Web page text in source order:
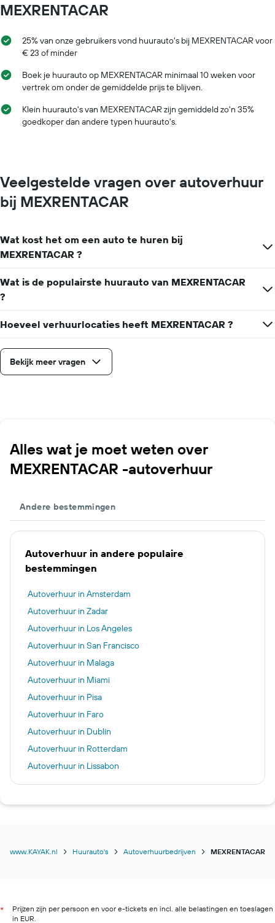
MEXRENTACAR
25% van onze gebruikers vond huurauto's bij MEXRENTACAR voor
€ 23 of minder
Boek je huurauto op MEXRENTACAR minimaal 10 weken voor
vertrek om onder de gemiddelde prijs te blijven.
Klein huurauto's van MEXRENTACAR zijn gemiddeld zo'n 35%
goedkoper dan andere typen huurauto's.
Veelgestelde vragen over autoverhuur
bij MEXRENTACAR
Wat kost het om een auto te huren bij
MEXRENTACAR ?
Wat is de populairste huurauto van MEXRENTACAR
?
Hoeveel verhuurlocaties heeft MEXRENTACAR ?
Bekijk meer vragen
Alles wat je moet weten over
MEXRENTACAR -autoverhuur
Andere bestemmingen
Autoverhuur in andere populaire
bestemmingen
Autoverhuur in Amsterdam
Autoverhuur in Zadar
Autoverhuur in Los Angeles
Autoverhuur in San Francisco
Autoverhuur in Malaga
Autoverhuur in Miami
Autoverhuur in Pisa
Autoverhuur in Faro
Autoverhuur in Dublin
Autoverhuur in Rotterdam
Autoverhuur in Lissabon
Autoverhuur in Rome
Autoverhuur in Maastricht
www.KAYAK.nl Huurauto's Autoverhuurbedrijven MEXRENTACAR
*
Prijzen zijn per persoon en voor e-tickets en incl. alle belastingen en toeslagen
in EUR.